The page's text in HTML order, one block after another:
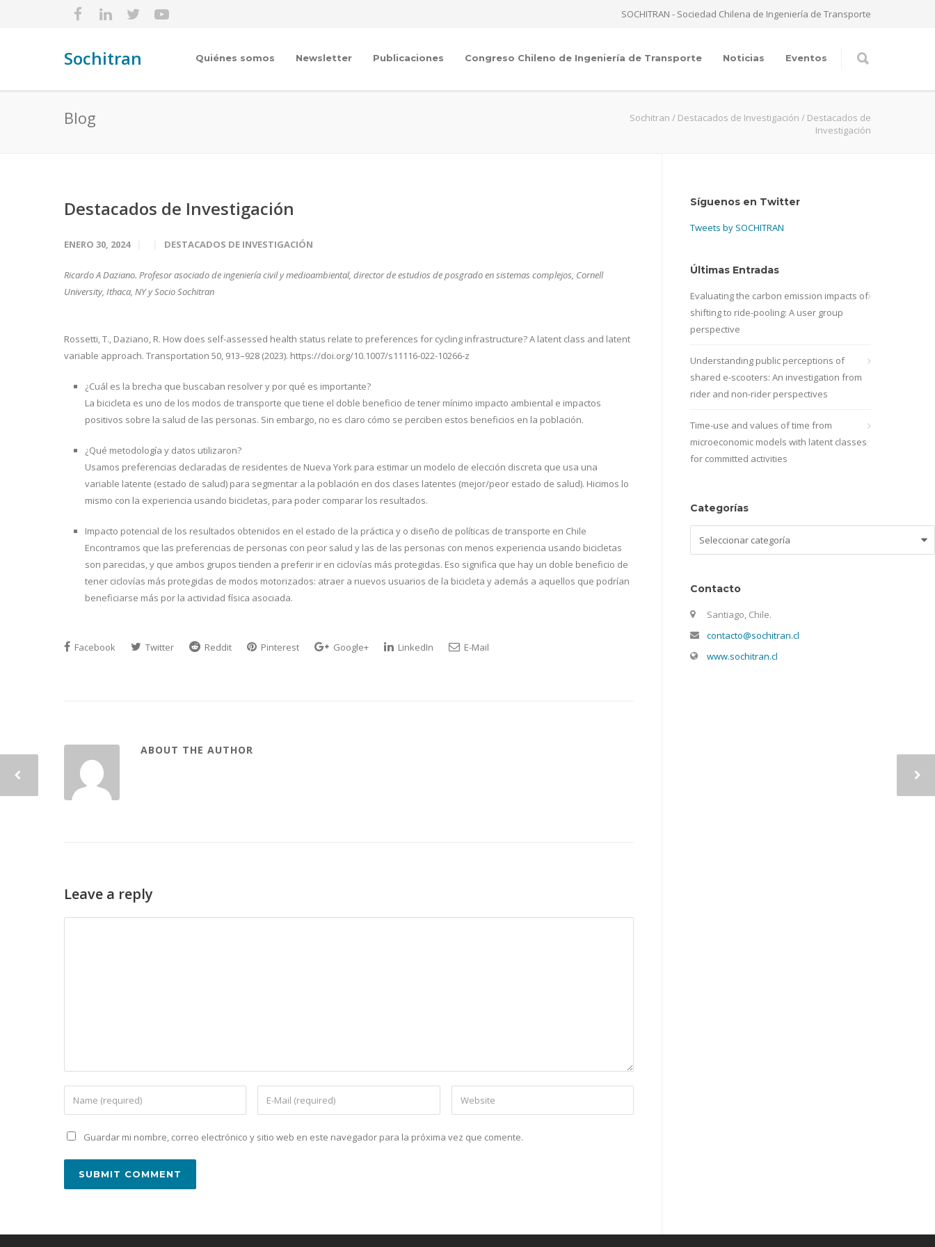
SOCHITRAN - Sociedad Chilena de Ingeniería de Transporte
Sochitran Quiénes somos Newsletter Publicaciones Congreso Chileno de Ingeniería de Transporte Noticias Eventos
Blog Sochitran / Destacados de Investigación / Destacados de
Investigación
Destacados de Investigación
ENERO 30, 2024 DESTACADOS DE INVESTIGACIÓN
Ricardo A Daziano. Profesor asociado de ingeniería civil y medioambiental, director de estudios de posgrado en sistemas complejos, Cornell
University, Ithaca, NY y Socio Sochitran
Rossetti, T., Daziano, R. How does self-assessed health status relate to preferences for cycling infrastructure? A latent class and latent
variable approach. Transportation 50, 913–928 (2023). https://doi.org/10.1007/s11116-022-10266-z
¿Cuál es la brecha que buscaban resolver y por qué es importante?
La bicicleta es uno de los modos de transporte que tiene el doble beneficio de tener mínimo impacto ambiental e impactos
positivos sobre la salud de las personas. Sin embargo, no es claro cómo se perciben estos beneficios en la población.
¿Qué metodología y datos utilizaron?
Usamos preferencias declaradas de residentes de Nueva York para estimar un modelo de elección discreta que usa una
variable latente (estado de salud) para segmentar a la población en dos clases latentes (mejor/peor estado de salud). Hicimos lo
mismo con la experiencia usando bicicletas, para poder comparar los resultados.
Impacto potencial de los resultados obtenidos en el estado de la práctica y o diseño de políticas de transporte en Chile
Encontramos que las preferencias de personas con peor salud y las de las personas con menos experiencia usando bicicletas
son parecidas, y que ambos grupos tienden a preferir ir en ciclovías más protegidas. Eso significa que hay un doble beneficio de
tener ciclovías más protegidas de modos motorizados: atraer a nuevos usuarios de la bicicleta y además a aquellos que podrían
beneficiarse más por la actividad física asociada.
Facebook Twitter Reddit Pinterest Google+ LinkedIn E-Mail
ABOUT THE AUTHOR
Leave a reply
Guardar mi nombre, correo electrónico y sitio web en este navegador para la próxima vez que comente.
Síguenos en Twitter
Tweets by SOCHITRAN
Últimas Entradas
Evaluating the carbon emission impacts of
shifting to ride-pooling: A user group
perspective
Understanding public perceptions of
shared e-scooters: An investigation from
rider and non-rider perspectives
Time-use and values of time from
microeconomic models with latent classes
for committed activities
Categorías
Contacto
Santiago, Chile.
contacto@sochitran.cl
www.sochitran.cl